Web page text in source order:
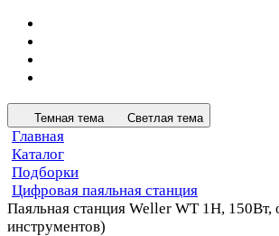
Темная тема Светлая тема
Главная
Каталог
Подборки
Цифровая паяльная станция
Паяльная станция Weller WT 1H, 150Вт,
инструментов)